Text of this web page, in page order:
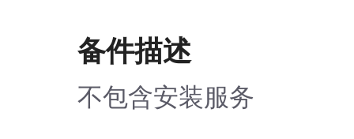
备件描述
不包含安装服务